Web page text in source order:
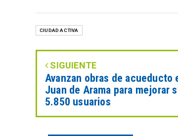
CIUDAD ACTIVA
SIGUIENTE
Avanzan obras de acueducto
Juan de Arama para mejorar
5.850 usuarios